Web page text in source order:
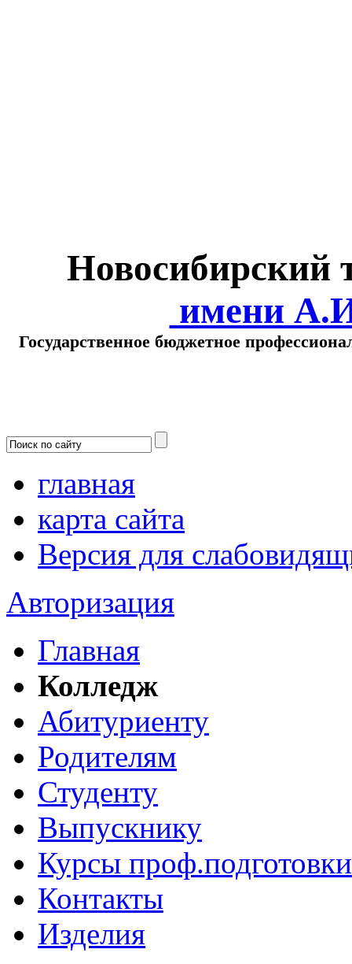
Новосибирский
имени
Государственное бюджетное
главная
карта сайта
Версия для
Авторизация
Главная
Колледж
Абитуриенту
Родителям
Студенту
Выпускнику
Курсы проф.подготовки
Контакты
Изделия